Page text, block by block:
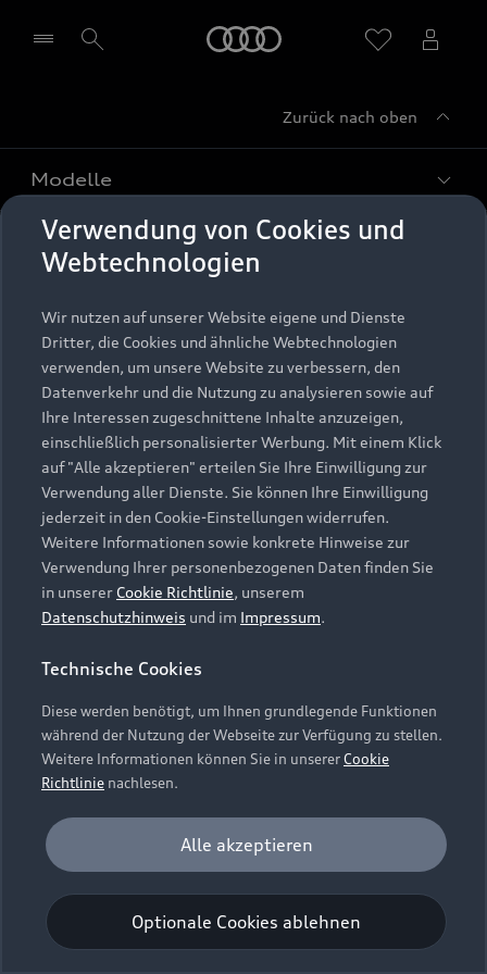
Zurück nach oben
Modelle
Alle Modelle
Elektromodelle
Plug-in-Hybride
Kaufen & leasen
Neuwagensuche
Gebrauchtwagensuche
Gebrauchtwagen
Finanzierung
Aktionen & Angebote
Geschäftskunden
Saisonale Angebote
Audi Services
Garantie
Audi digital services
myAudi
Support
Kundenservice
Händlersuche
Audi Code
Häufige Fragen (FAQ)
Audi Online Beratung
Bordbuch & Bedienungsanleitungen
Verträge kündigen
Vertrag widerrufen
Über Audi
Unternehmen
Karriere
Investor Relations
Presse & Media Center
Datenschutz
Audi erleben
Newsletter
© 2026 AUDI AG. Alle Rechte vorbehalten
Datenschutzinformation
Cookie-Richtlinie
Barrierefreiheit
Digital Services Act
EU Data Act
Embleme am Fahrzeug bei allen Abbildungen auf dieser
Webseite kann abweichen.
Verwendung von Cookies und
Webtechnologien
Wir nutzen auf unserer Website eigene und Dienste
Dritter, die Cookies und ähnliche Webtechnologien
verwenden, um unsere Website zu verbessern, den
Datenverkehr und die Nutzung zu analysieren sowie auf
Ihre Interessen zugeschnittene Inhalte anzuzeigen,
einschließlich personalisierter Werbung. Mit einem Klick
auf "Alle akzeptieren" erteilen Sie Ihre Einwilligung zur
Verwendung aller Dienste. Sie können Ihre Einwilligung
jederzeit in den Cookie-Einstellungen widerrufen.
Weitere Informationen sowie konkrete Hinweise zur
Verwendung Ihrer personenbezogenen Daten finden Sie
in unserer Cookie Richtlinie, unserem
Datenschutzhinweis und im Impressum.
Technische Cookies
Diese werden benötigt, um Ihnen grundlegende Funktionen
während der Nutzung der Webseite zur Verfügung zu stellen.
Weitere Informationen können Sie in unsererCookie
Richtlinie nachlesen.
Analyse und Statistik
Performance Cookies sammeln Informationen
darüber, wie unsere Webseite genutzt wird (z. B.
Anzahl der Besuche, Verweildauer). Diese Cookies
werden zur Optimierung der Webseite verwendet.
Optionale Cookies ablehnen
Alle akzeptieren